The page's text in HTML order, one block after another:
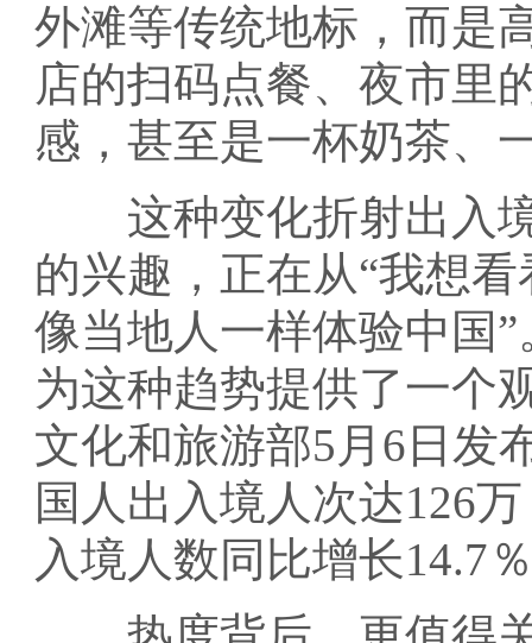
外滩等传统地标，而是
店的扫码点餐、夜市里
感，甚至是一杯奶茶、
这种变化折射出入境
的兴趣，正在从“我想
像当地人一样体验中国
为这种趋势提供了一个
文化和旅游部5月6日发
国人出入境人次达126
入境人数同比增长14.7